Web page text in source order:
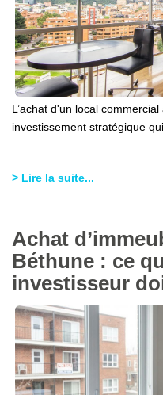
L’achat d'un local
investissement stratégique
> Lire la suite...
Achat
Béthune : ce
investisseur